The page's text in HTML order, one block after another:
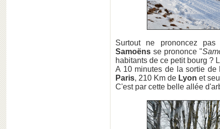
Surtout ne prononcez
Samoëns se prononce "
habitants de ce petit bourg ?
A 10 minutes de la sortie
Paris, 210 Km de Lyon et
C'est par cette belle allée